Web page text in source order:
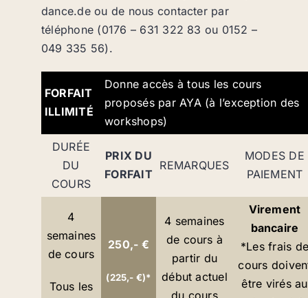
dance.de ou de nous contacter par
téléphone (0176 – 631 322 83 ou 0152 –
049 335 56).
FORFAIT
ILLIMITÉ
Donne accès à tous les cours
proposés par AYA (à l’exception des
workshops)
DURÉE
DU
COURS
PRIX DU
FORFAIT
REMARQUES
MODES DE
PAIEMENT
4
semaines
de cours
Tous les
250,- €
(225,- €)*
4 semaines
de cours à
partir du
début actuel
du cours
Virement
bancaire
*Les frais
cours
être virés au